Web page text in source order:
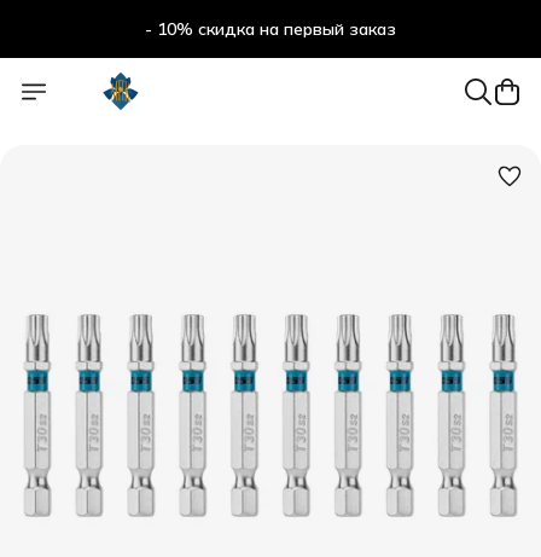
- 10% скидка на первый заказ